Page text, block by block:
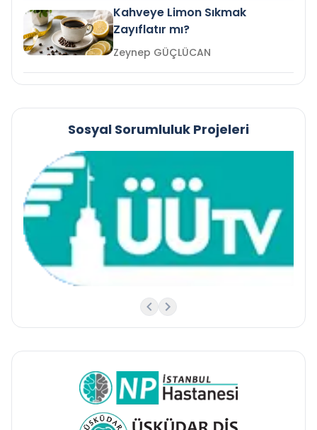
Kahveye Limon Sıkmak
Zayıflatır mı?
Zeynep GÜÇLÜCAN
Sosyal Sorumluluk Projeleri